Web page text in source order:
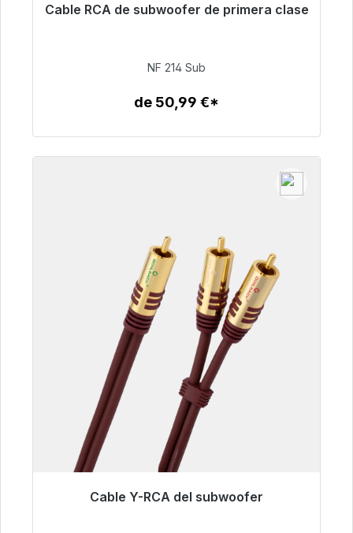
Cable RCA de subwoofer de primera clase
Listo para envío inmediato, plazo de entrega
94,00 €
NF 214 Sub
de 50,99 €*
Cable Y-RCA del subwoofer
Listo para envío inmediato, plazo de entrega